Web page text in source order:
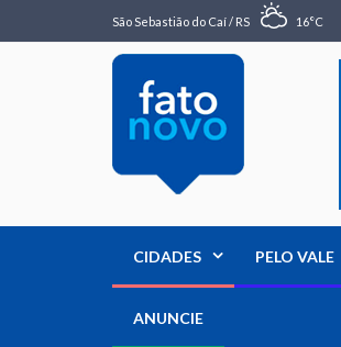
São Sebastião do Caí / RS 16°C
CIDADES PELO VALE
ANUNCIE